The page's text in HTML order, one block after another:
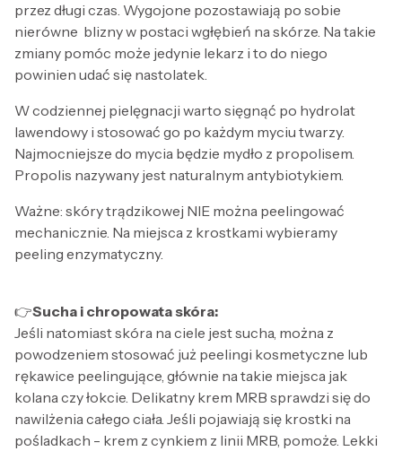
przez długi czas. Wygojone pozostawiają po sobie
nierówne blizny w postaci wgłębień na skórze. Na takie
zmiany pomóc może jedynie lekarz i to do niego
powinien udać się nastolatek.
W codziennej pielęgnacji warto sięgnąć po hydrolat
lawendowy i stosować go po każdym myciu twarzy.
Najmocniejsze do mycia będzie mydło z propolisem.
Propolis nazywany jest naturalnym antybiotykiem.
Ważne: skóry trądzikowej NIE można peelingować
mechanicznie. Na miejsca z krostkami wybieramy
peeling enzymatyczny.
👉Sucha i chropowata skóra:
Jeśli natomiast skóra na ciele jest sucha, można z
powodzeniem stosować już peelingi kosmetyczne lub
rękawice peelingujące, głównie na takie miejsca jak
kolana czy łokcie. Delikatny krem MRB sprawdzi się do
nawilżenia całego ciała. Jeśli pojawiają się krostki na
pośladkach - krem z cynkiem z linii MRB, pomoże. Lekki